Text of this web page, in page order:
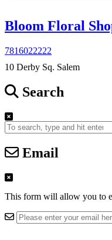
Bloom Floral
7816022222
10 Derby Sq. Salem
Search
Email
This form will allow you to